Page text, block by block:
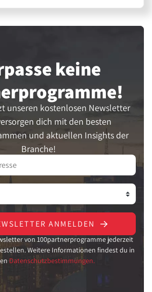
keine
unseren kostenlosen Newsletter
dich mit den besten
und aktuellen Insights der
Branche!
ANMELDEN
von 100partnerprogramme jederzeit
Weitere Informationen findest du in
Datenschutzbestimmungen.